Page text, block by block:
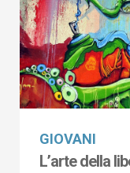
GIOVANI
L’arte della